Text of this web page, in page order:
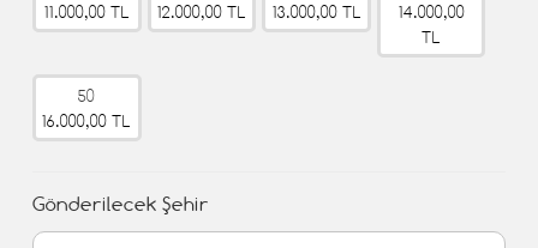
11.000,00 TL
12.000,00 TL
13.000,00 TL
14.000,00
TL
50
16.000,00 TL
Gönderilecek Şehir